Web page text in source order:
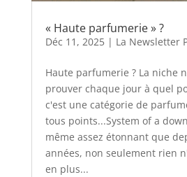
« Haute parfumerie » ?
Déc 11, 2025| La Newsletter
Haute parfumerie ? La niche
prouver chaque jour à quel
c'est une catégorie de
tous points...System of a
même assez étonnant que
années, non seulement rien
en plus...